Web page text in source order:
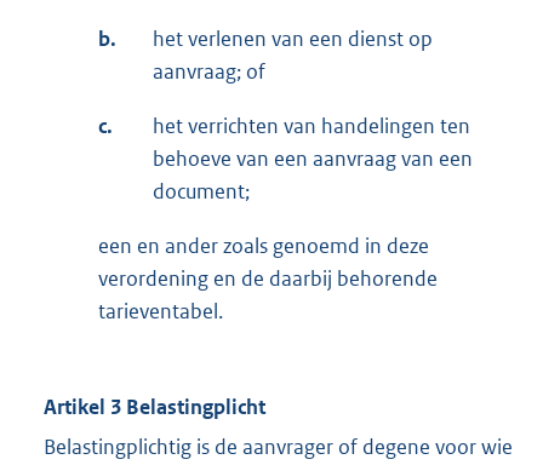
b.
het verlenen van een dienst op
aanvraag; of
c.
het verrichten van handelingen ten
behoeve van een aanvraag van een
document;
een en ander zoals genoemd in deze
verordening en de daarbij behorende
tarieventabel.
Artikel 3 Belastingplicht
Belastingplichtig is de aanvrager of degene voor wie